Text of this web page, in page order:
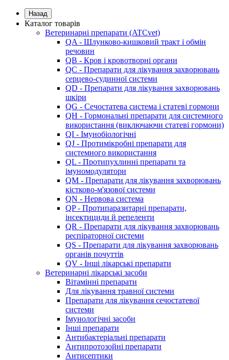
Назад
Каталог товарів
Ветеринарні препарати (ATCvet)
QA - Шлунково-кишковий тракт і обмін
речовин
QB - Кров і кровотворні органи
QC - Препарати для лікування захворювань
серцево-судинної системи
QD - Препарати для лікування захворювань
шкіри
QG - Сечостатева система і статеві гормони
QH - Гормональні препарати для системного
використання (виключаючи статеві гормони)
QI - Імунобіологічні
QJ - Протимікробні препарати для
системного використання
QL - Протипухлинні препарати та
імуномодулятори
QM - Препарати для лікування захворювань
кістково-м'язової системи
QN - Нервова система
QP - Протипаразитарні препарати,
інсектициди й репеленти
QR - Препарати для лікування захворювань
респіраторної системи
QS - Препарати для лікування захворювань
органів почуттів
QV - Інші лікарські препарати
Ветеринарні лікарські засоби
Вітамінні препарати
Для лікування травної системи
Препарати для лікування сечостатевої
системи
Імунологічні засоби
Інші препарати
Антибактеріальні препарати
Антипротозойні препарати
Антисептики